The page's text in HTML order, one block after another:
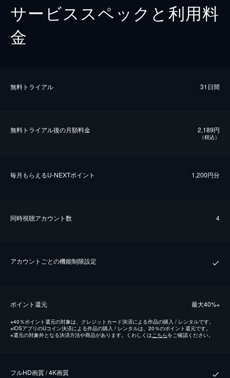
サービススペックと利用料
金
無料トライアル 31日間
無料トライアル後の⽉額料金 2,189円
（税込）
毎⽉もらえるU-NEXTポイント 1,200円分
同時視聴アカウント数 4
アカウントごとの機能制限設定
ポイント還元 最⼤40%※
※40％ポイント還元の対象は、クレジットカード決済による作品の購入 / レンタルです。
※iOSアプリのUコイン決済による作品の購入 / レンタルは、20％のポイント還元です。
※還元の対象外となる決済方法や商品があります。くわしくはこちらをご確認ください。
フルHD画質 / 4K画質